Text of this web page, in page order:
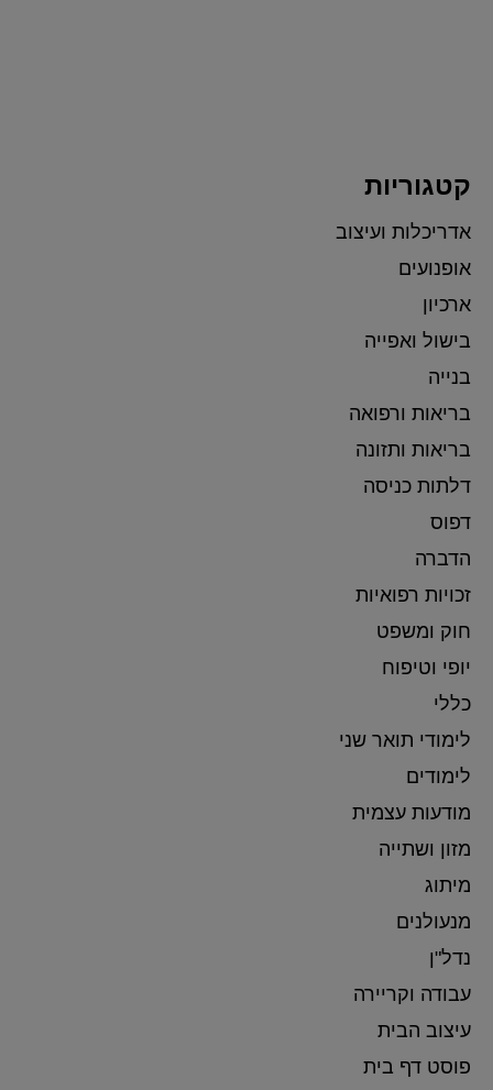
קטגוריות
אדריכלות ועיצוב
אופנועים
ארכיון
בישול ואפייה
בנייה
בריאות ורפואה
בריאות ותזונה
דלתות כניסה
דפוס
הדברה
זכויות רפואיות
חוק ומשפט
יופי וטיפוח
כללי
לימודי תואר שני
לימודים
מודעות עצמית
מזון ושתייה
מיתוג
מנעולנים
נדל"ן
עבודה וקריירה
עיצוב הבית
פוסט דף בית